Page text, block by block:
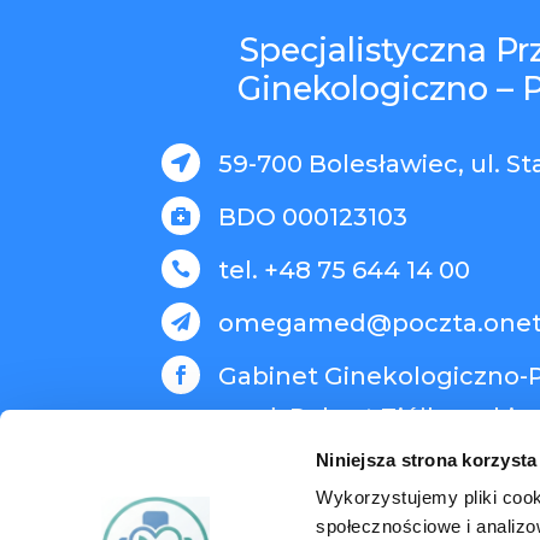
Niniejsza strona
Wykorzystujemy pliki
społecznościowe i
Specjalistyczna
Ginekologiczno –
 59-700 Bolesławiec, ul.
 BDO 000123103
 tel. +48 75 644 14 00


Gabinet Ginekologiczno-
med. Robert Ziółkowski